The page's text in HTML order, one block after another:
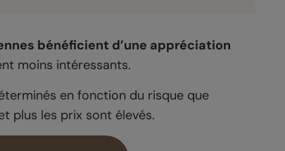
bénéficient d’une appréciation
moins intéressants.
en fonction du risque que
plus les prix sont élevés.